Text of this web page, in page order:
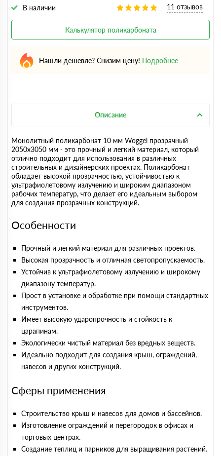
В наличии 11 отзывов
Калькулятор поликарбоната
Нашли дешевле? Снизим цену! Подробнее
Описание
Монолитный поликарбонат 10 мм Woggel прозрачный
2050х3050 мм - это прочный и легкий материал, который
отлично подходит для использования в различных
строительных и дизайнерских проектах. Поликарбонат
обладает высокой прозрачностью, устойчивостью к
ультрафиолетовому излучению и широким диапазоном
рабочих температур, что делает его идеальным выбором
для создания прозрачных конструкций.
Особенности
Прочный и легкий материал для различных проектов.
Высокая прозрачность и отличная светопропускаемость.
Устойчив к ультрафиолетовому излучению и широкому
диапазону температур.
Прост в установке и обработке при помощи стандартных
инструментов.
Имеет высокую ударопрочность и стойкость к
царапинам.
Экологически чистый материал без вредных веществ.
Идеально подходит для создания крыш, ограждений,
навесов и других конструкций.
Сферы применения
Строительство крыш и навесов для домов и бассейнов.
Изготовление ограждений и перегородок в офисах и
торговых центрах.
Создание теплиц и парников для выращивания растений.